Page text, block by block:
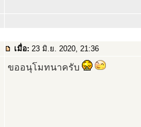
เมื่อ: 23 มิ.ย. 2020, 21:36
ขออนุโมทนาครับ